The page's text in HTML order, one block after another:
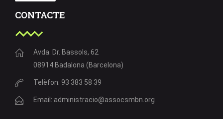
CONTACTE
Avda. Dr. Bassols, 62
08914 Badalona (Barcelona)
Telèfon: 93 383 58 39
Email: administracio@assocsmbn.org